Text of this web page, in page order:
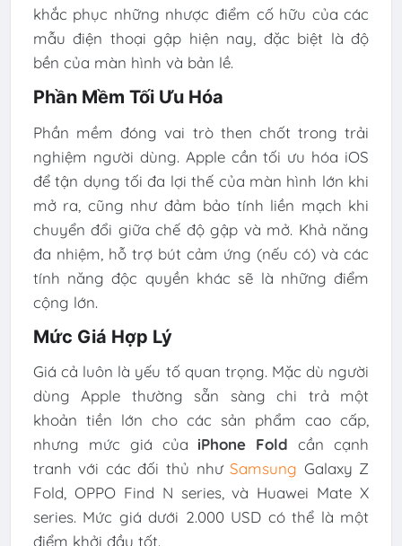
khắc phục những nhược điểm cố hữu của các
mẫu điện thoại gập hiện nay, đặc biệt là độ
bền của màn hình và bản lề.
Phần Mềm Tối Ưu Hóa
Phần mềm đóng vai trò then chốt trong trải
nghiệm người dùng. Apple cần tối ưu hóa iOS
để tận dụng tối đa lợi thế của màn hình lớn khi
mở ra, cũng như đảm bảo tính liền mạch khi
chuyển đổi giữa chế độ gập và mở. Khả năng
đa nhiệm, hỗ trợ bút cảm ứng (nếu có) và các
tính năng độc quyền khác sẽ là những điểm
cộng lớn.
Mức Giá Hợp Lý
Giá cả luôn là yếu tố quan trọng. Mặc dù người
dùng Apple thường sẵn sàng chi trả một
khoản tiền lớn cho các sản phẩm cao cấp,
nhưng mức giá của iPhone Fold cần cạnh
tranh với các đối thủ nhưSamsung Galaxy Z
Fold, OPPO Find N series, và Huawei Mate X
series. Mức giá dưới 2.000 USD có thể là một
điểm khởi đầu tốt.